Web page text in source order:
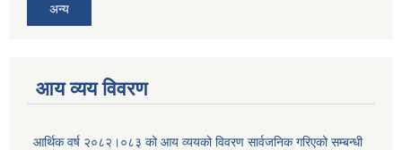
अन्य
आय व्यय विवरण
आर्थिक वर्ष २०८२।०८३ को आय व्ययको विवरण सार्वजनिक गरिएको सम्बन्धी